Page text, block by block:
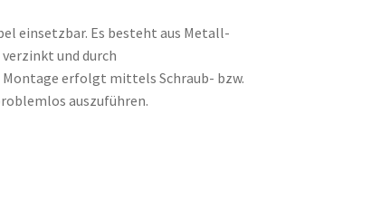
einsetzbar. Es besteht aus Metall-
und durch
erfolgt mittels Schraub- bzw.
auszuführen.